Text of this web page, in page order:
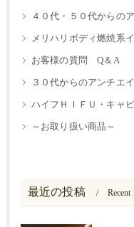
４０代・５０代からの
メリハリボディ燃焼系イ
お客様の質問 Q＆A
３０代からのアンチエ
ハイフＨＩＦＵ・キャ
～お取り扱い商品～
最近の投稿 Recent